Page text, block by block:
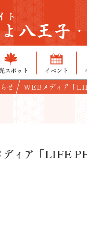
ト
八王子
スポット イベント
せ WEBメディア「
ィア「LIFE